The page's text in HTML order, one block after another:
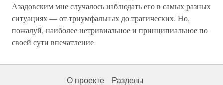
Азадовским мне случалось наблюдать его в самых разных
ситуациях — от триумфальных до трагических. Но,
пожалуй, наиболее нетривиальное и принципиальное по
своей сути впечатление
О проекте Разделы